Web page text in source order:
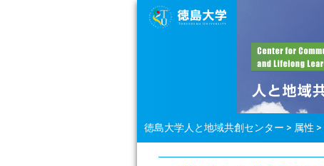
徳島大学人と地域共創センター > 属性 >